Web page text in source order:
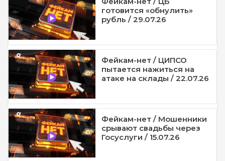
готовится «обнулить»
рубль / 29.07.26
Фейкам-нет / ЦИПСО
пытается нажиться на
атаке на склады / 22.07.26
Фейкам-нет / Мошенники
срывают свадьбы через
Госуслуги / 15.07.26